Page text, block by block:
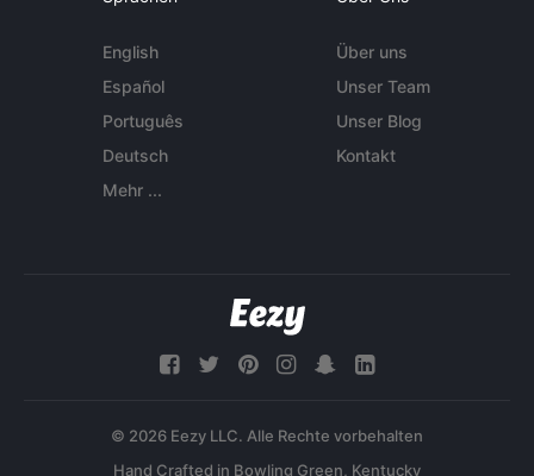
English
Español
Português
Deutsch
Mehr ...
Über uns
Unser Team
Unser Blog
Kontakt
© 2026 Eezy LLC. Alle Rechte vorbehalten